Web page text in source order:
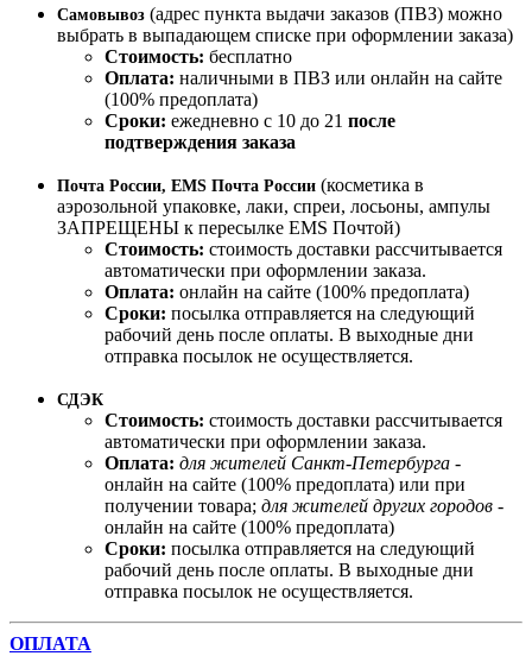
Самовывоз (адрес пункта выдачи заказов (ПВЗ) можно
выбрать в выпадающем списке при оформлении заказа)
Стоимость: бесплатно
Оплата: наличными в ПВЗ или онлайн на сайте
(100% предоплата)
Сроки: ежедневно с 10 до 21 после
подтверждения заказа
Почта России, EMS Почта России (косметика в
аэрозольной упаковке, лаки, спреи, лосьоны, ампулы
ЗАПРЕЩЕНЫ к пересылке EMS Почтой)
Стоимость: стоимость доставки рассчитывается
автоматически при оформлении заказа.
Оплата: онлайн на сайте (100% предоплата)
Сроки: посылка отправляется на следующий
рабочий день после оплаты. В выходные дни
отправка посылок не осуществляется.
СДЭК
Стоимость: стоимость доставки рассчитывается
автоматически при оформлении заказа.
Оплата: для жителей Санкт-Петербурга -
онлайн на сайте (100% предоплата) или при
получении товара; для жителей других городов -
онлайн на сайте (100% предоплата)
Сроки: посылка отправляется на следующий
рабочий день после оплаты. В выходные дни
отправка посылок не осуществляется.
ОПЛАТА